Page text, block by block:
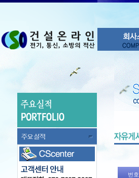
번호